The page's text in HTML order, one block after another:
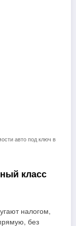
авто под ключ в
класс
налогом,
без